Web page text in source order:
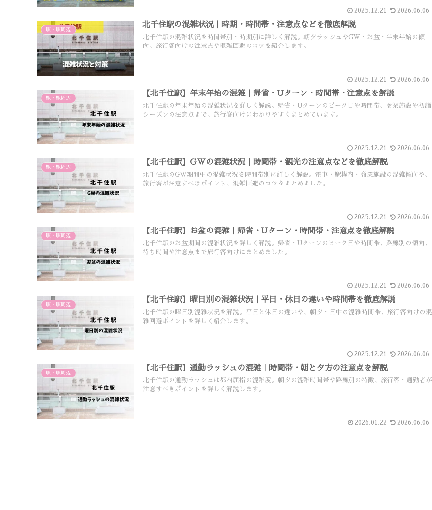
2025.12.21 2026.06.06
駅・駅周辺
北千住駅の混雑状況｜時期・時間帯・注意点などを徹底解説
北千住駅の混雑状況を時間帯別・時期別に詳しく解説。朝夕ラッシュやGW・お盆・年末年始の傾
向、旅行客向けの注意点や混雑回避のコツを紹介します。
2025.12.21 2026.06.06
駅・駅周辺
【北千住駅】年末年始の混雑｜帰省・Uターン・時間帯・注意点を解説
北千住駅の年末年始の混雑状況を詳しく解説。帰省・Uターンのピーク日や時間帯、商業施設や初詣
シーズンの注意点まで、旅行客向けにわかりやすくまとめています。
2025.12.21 2026.06.06
駅・駅周辺
【北千住駅】GWの混雑状況｜時間帯・観光の注意点などを徹底解説
北千住駅のGW期間中の混雑状況を時間帯別に詳しく解説。電車・駅構内・商業施設の混雑傾向や、
旅行客が注意すべきポイント、混雑回避のコツをまとめました。
2025.12.21 2026.06.06
駅・駅周辺
【北千住駅】お盆の混雑｜帰省・Uターン・時間帯・注意点を徹底解説
北千住駅のお盆期間の混雑状況を詳しく解説。帰省・Uターンのピーク日や時間帯、路線別の傾向、
待ち時間や注意点まで旅行客向けにまとめました。
2025.12.21 2026.06.06
駅・駅周辺
【北千住駅】曜日別の混雑状況｜平日・休日の違いや時間帯を徹底解説
北千住駅の曜日別混雑状況を解説。平日と休日の違いや、朝夕・日中の混雑時間帯、旅行客向けの混
雑回避ポイントを詳しく紹介します。
2025.12.21 2026.06.06
駅・駅周辺
【北千住駅】通勤ラッシュの混雑｜時間帯・朝と夕方の注意点を解説
北千住駅の通勤ラッシュは都内屈指の混雑度。朝夕の混雑時間帯や路線別の特徴、旅行客・通勤者が
注意すべきポイントを詳しく解説します。
2026.01.22 2026.06.06